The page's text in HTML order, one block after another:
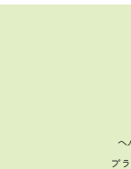
ヘ
プ